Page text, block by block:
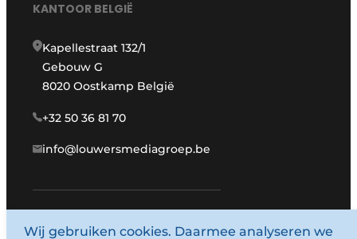
KANTOOR BELGIË
Kapellestraat 132/1
Gebouw G
8020 Oostkamp België
+32 50 36 81 70
info@louwersmediagroep.be
www.louwersmediagroep.com
Wij gebruiken cookies. Daarmee analyseren we